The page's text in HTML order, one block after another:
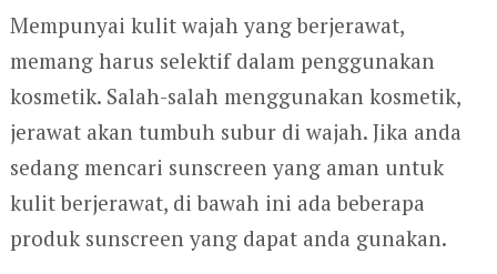
Mempunyai kulit wajah yang berjerawat,
memang harus selektif dalam penggunakan
kosmetik. Salah-salah menggunakan kosmetik,
jerawat akan tumbuh subur di wajah. Jika anda
sedang mencari sunscreen yang aman untuk
kulit berjerawat, di bawah ini ada beberapa
produk sunscreen yang dapat anda gunakan.